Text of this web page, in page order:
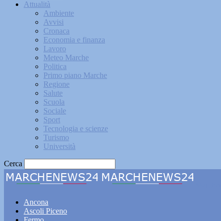
Attualità
Ambiente
Avvisi
Cronaca
Economia e finanza
Lavoro
Meteo Marche
Politica
Primo piano Marche
Regione
Salute
Scuola
Sociale
Sport
Tecnologia e scienze
Turismo
Università
Cerca
Ancona
Ascoli Piceno